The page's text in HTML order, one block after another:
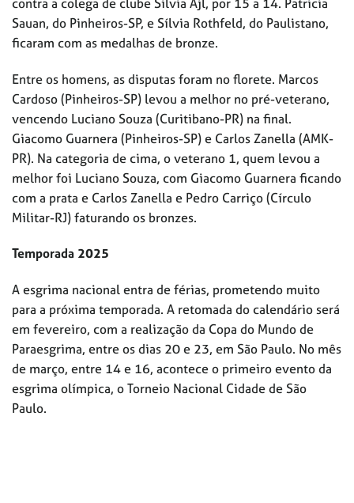
Sauan, do Pinheiros-SP, e Sílvia Rothfeld, do Paulistano,
ficaram com as medalhas de bronze.
Entre os homens, as disputas foram no florete. Marcos
Cardoso (Pinheiros-SP) levou a melhor no pré-veterano,
vencendo Luciano Souza (Curitibano-PR) na final.
Giacomo Guarnera (Pinheiros-SP) e Carlos Zanella (AMK-
PR). Na categoria de cima, o veterano 1, quem levou a
melhor foi Luciano Souza, com Giacomo Guarnera ficando
com a prata e Carlos Zanella e Pedro Carriço (Círculo
Militar-RJ) faturando os bronzes.
Temporada 2025
A esgrima nacional entra de férias, prometendo muito
para a próxima temporada. A retomada do calendário será
em fevereiro, com a realização da Copa do Mundo de
Paraesgrima, entre os dias 20 e 23, em São Paulo. No mês
de março, entre 14 e 16, acontece o primeiro evento da
esgrima olímpica, o Torneio Nacional Cidade de São
Paulo.